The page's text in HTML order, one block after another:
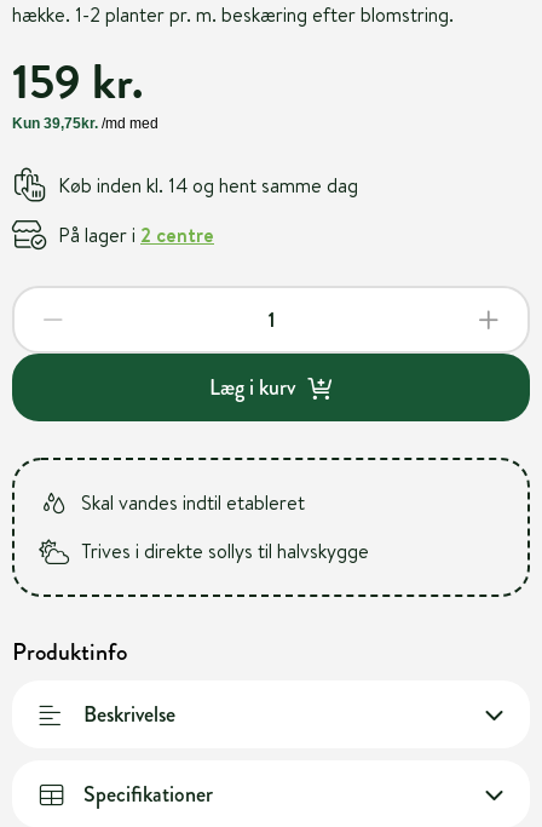
hække. 1-2 planter pr. m. beskæring efter blomstring.
159 kr.
Køb inden kl. 14 og hent samme dag
På lager i 2 centre
Læg i kurv
Skal vandes indtil etableret
Trives i direkte sollys til halvskygge
Produktinfo
Beskrivelse
Specifikationer